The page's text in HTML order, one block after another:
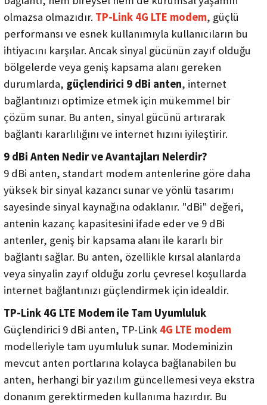
olmazsa olmazıdır. TP-Link 4G LTE modem, güçlü
performansı ve esnek kullanımıyla kullanıcıların bu
ihtiyacını karşılar. Ancak sinyal gücünün zayıf olduğu
bölgelerde veya geniş kapsama alanı gereken
durumlarda, güçlendirici 9 dBi anten, internet
bağlantınızı optimize etmek için mükemmel bir
çözüm sunar. Bu anten, sinyal gücünü artırarak
bağlantı kararlılığını ve internet hızını iyileştirir.
9 dBi Anten Nedir ve Avantajları Nelerdir?
9 dBi anten, standart modem antenlerine göre daha
yüksek bir sinyal kazancı sunar ve yönlü tasarımı
sayesinde sinyal kaynağına odaklanır. "dBi" değeri,
antenin kazanç kapasitesini ifade eder ve 9 dBi
antenler, geniş bir kapsama alanı ile kararlı bir
bağlantı sağlar. Bu anten, özellikle kırsal alanlarda
veya sinyalin zayıf olduğu zorlu çevresel koşullarda
internet bağlantınızı güçlendirmek için idealdir.
TP-Link 4G LTE Modem ile Tam Uyumluluk
Güçlendirici 9 dBi anten, TP-Link 4G LTE modem
modelleriyle tam uyumluluk sunar. Modeminizin
mevcut anten portlarına kolayca bağlanabilen bu
anten, herhangi bir yazılım güncellemesi veya ekstra
donanım gerektirmeden kullanıma hazırdır. Bu
Yüz Tanıma
Montaj ve Aksesuar Ürünleri
Trafik Kamera Çözümleri
WiFi Kameralar
Yazılım
Keenetic
Mimosa Networks
Peplink Networks
S-Link
Tenda
Tiandy
TP-Link
Nebra HNT
SyncroBit